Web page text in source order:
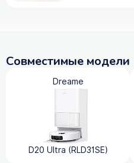
Совместимые модели
Dreame
D20 Ultra (RLD31SE)